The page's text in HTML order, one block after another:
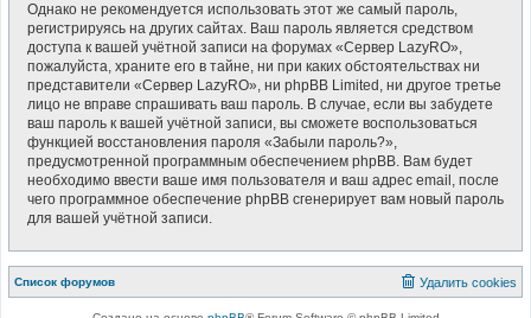
Однако не рекомендуется использовать этот же самый пароль,
регистрируясь на других сайтах. Ваш пароль является средством
доступа к вашей учётной записи на форумах «Сервер LazyRO»,
пожалуйста, храните его в тайне, ни при каких обстоятельствах ни
представители «Сервер LazyRO», ни phpBB Limited, ни другое третье
лицо не вправе спрашивать ваш пароль. В случае, если вы забудете
ваш пароль к вашей учётной записи, вы сможете воспользоваться
функцией восстановления пароля «Забыли пароль?»,
предусмотренной программным обеспечением phpBB. Вам будет
необходимо ввести ваше имя пользователя и ваш адрес email, после
чего программное обеспечение phpBB сгенерирует вам новый пароль
для вашей учётной записи.
Список форумов Удалить cookies